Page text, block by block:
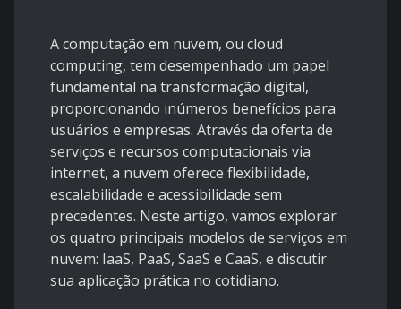
A computação em nuvem, ou cloud
computing, tem desempenhado um papel
fundamental na transformação digital,
proporcionando inúmeros benefícios para
usuários e empresas. Através da oferta de
serviços e recursos computacionais via
internet, a nuvem oferece flexibilidade,
escalabilidade e acessibilidade sem
precedentes. Neste artigo, vamos explorar
os quatro principais modelos de serviços em
nuvem: IaaS, PaaS, SaaS e CaaS, e discutir
sua aplicação prática no cotidiano.